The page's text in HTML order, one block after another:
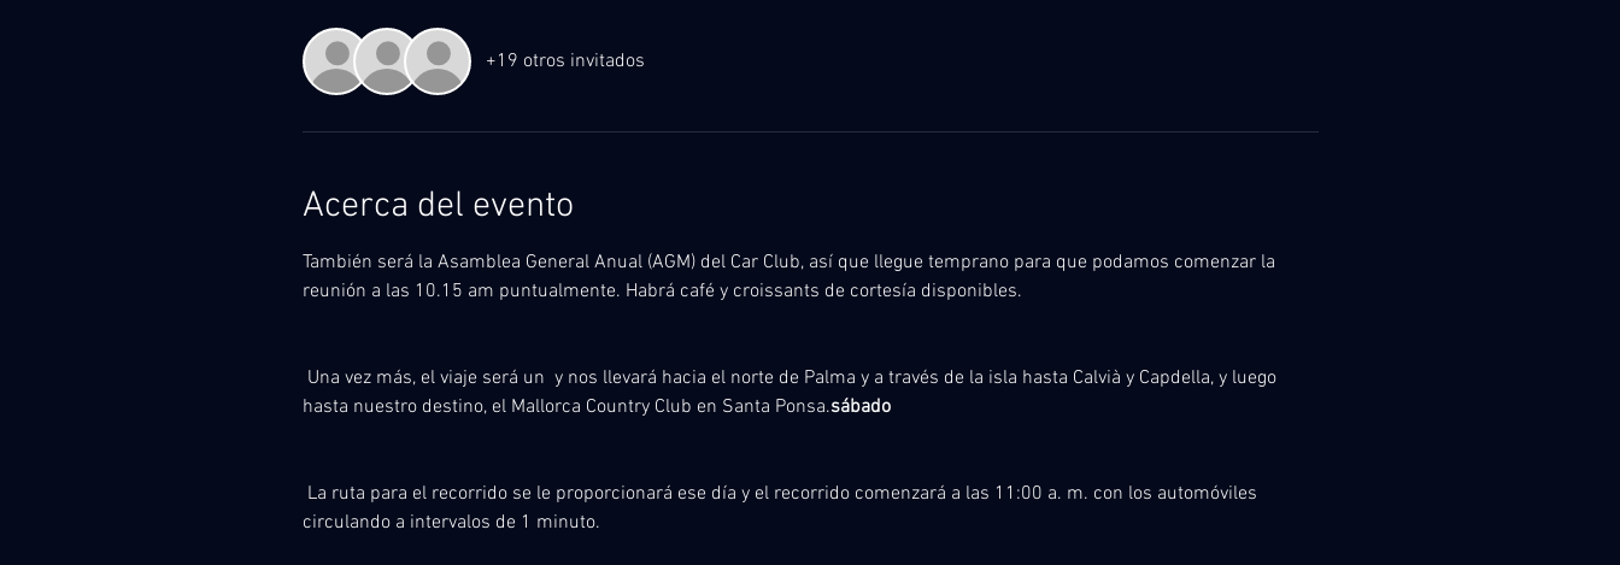
+19 otros invitados
Acerca del evento
También será la Asamblea General Anual (AGM) del Car Club, así que llegue temprano para que podamos comenzar la
reunión a las 10.15 am puntualmente. Habrá café y croissants de cortesía disponibles.
Una vez más, el viaje será un y nos llevará hacia el norte de Palma y a través de la isla hasta Calvià y Capdella, y luego
hasta nuestro destino, el Mallorca Country Club en Santa Ponsa.sábado
circulando a intervalos de 1 minuto.